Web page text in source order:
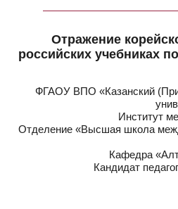
Отражение
российских учебниках
ФГАОУ ВПО «Казанский
Институт
Отделение «Высшая школа
Кафедра
Кандидат